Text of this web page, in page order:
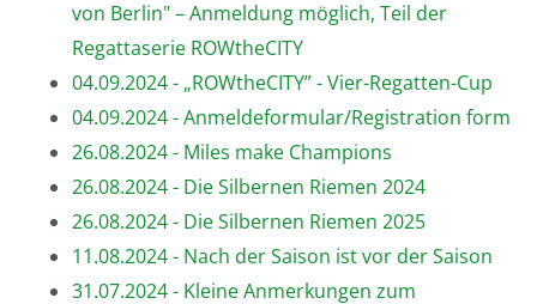
von Berlin" – Anmeldung möglich, Teil der
Regattaserie ROWtheCITY
04.09.2024 - „ROWtheCITY” - Vier-Regatten-Cup
04.09.2024 - Anmeldeformular/Registration form
26.08.2024 - Miles make Champions
26.08.2024 - Die Silbernen Riemen 2024
26.08.2024 - Die Silbernen Riemen 2025
11.08.2024 - Nach der Saison ist vor der Saison
31.07.2024 - Kleine Anmerkungen zum